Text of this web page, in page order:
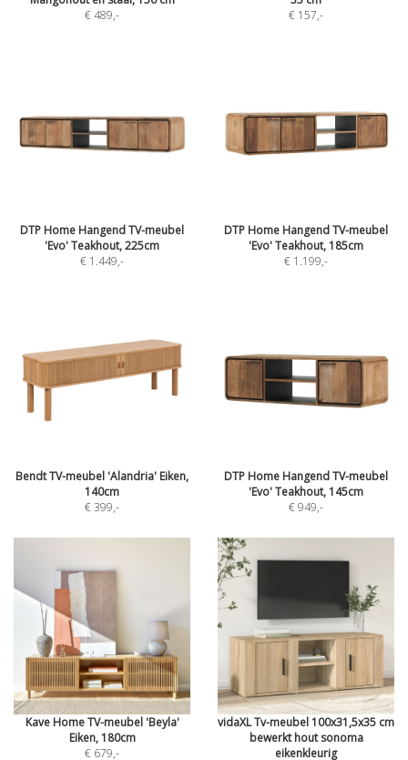
€ 489,-
€ 157,-
DTP Home Hangend TV-meubel
'Evo' Teakhout, 225cm
€ 1.449,-
DTP Home Hangend TV-meubel
'Evo' Teakhout, 185cm
€ 1.199,-
Bendt TV-meubel 'Alandria' Eiken,
140cm
€ 399,-
DTP Home Hangend TV-meubel
'Evo' Teakhout, 145cm
€ 949,-
Kave Home TV-meubel 'Beyla'
Eiken, 180cm
€ 679,-
vidaXL Tv-meubel 100x31,5x35 cm
bewerkt hout sonoma
eikenkleurig